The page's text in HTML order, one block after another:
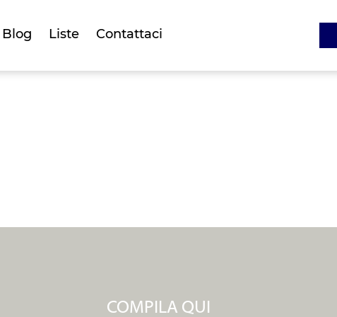
Blog Liste Contattaci
COMPILA QUI